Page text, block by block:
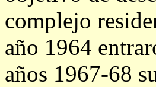
complejo
año 1964
años 1967-68